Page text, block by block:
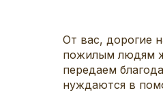
От вас, дорогие
пожилым людям
передаем
нуждаются в